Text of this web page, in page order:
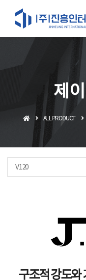
제
ALL PRODUCT
V120
구조적 강도와